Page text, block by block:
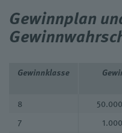
Gewinnplan
Gewinnklasse
8
7